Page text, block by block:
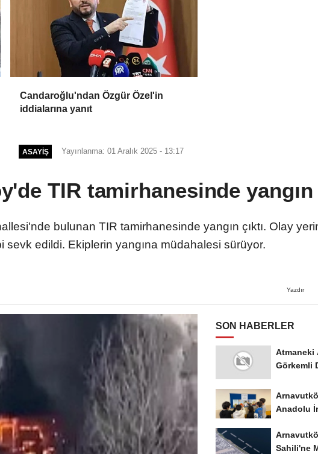
Candaroğlu'ndan Özgür Özel'in
iddialarına yanıt
ASAYIŞ Yayınlanma: 01 Aralık 2025 - 13:17
TIR tamirhanesinde yangın
bulunan TIR tamirhanesinde yangın çıktı. Olay
sevk edildi. Ekiplerin yangına müdahalesi sürüyor.
Yazdır
SON HABERLER
Atmaneki
Görkemli
Anadolu
Sahili'ne